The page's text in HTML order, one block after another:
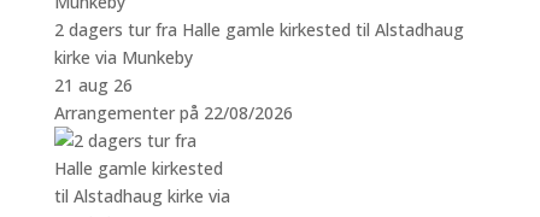
2 dagers tur fra Halle gamle kirkested til Alstadhaug
kirke via Munkeby
21 aug 26
Arrangementer på 22/08/2026